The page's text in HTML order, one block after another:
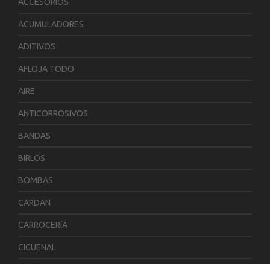
ACUMULADORES
ADITIVOS
AFLOJA TODO
AIRE
ANTICORROSIVOS
BANDAS
BIRLOS
BOMBAS
CARDAN
CARROCERíA
CIGUENAL